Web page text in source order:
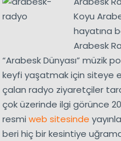
Koyu
hayatına
Arabesk
“Arabesk Dünyası” müzik
keyfi yaşatmak için siteye
çalan radyo ziyaretçiler
çok üzerinde ilgi görünce
resmi web sitesinde
beri hiç bir kesintiye